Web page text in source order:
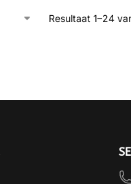
Resultaat 1–24